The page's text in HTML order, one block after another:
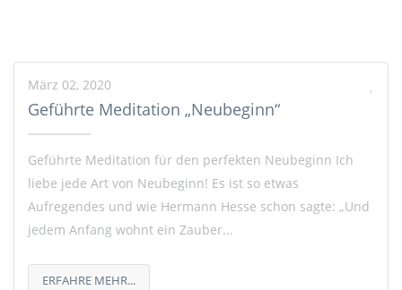
März 02, 2020
Geführte Meditation „Neubeginn“
Geführte Meditation für den perfekten Neubeginn Ich
liebe jede Art von Neubeginn! Es ist so etwas
Aufregendes und wie Hermann Hesse schon sagte: „Und
jedem Anfang wohnt ein Zauber...
ERFAHRE MEHR...